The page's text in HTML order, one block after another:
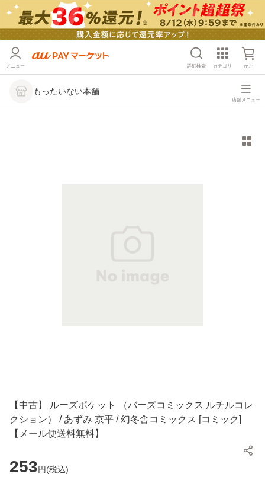
メニュー 詳細検索 カテゴリ かご
もったいない本舗
店舗メニュー
【中古】 ルーズポケット （バーズコミックス ルチルコレ
クション） / あずみ 京平 / 幻冬舎コミックス [コミック]
【メール便送料無料】
253円(税込)